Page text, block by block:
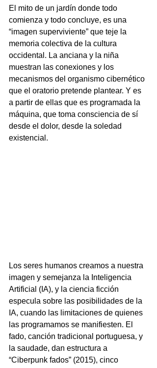
El mito de un jardín donde todo
comienza y todo concluye, es una
“imagen superviviente” que teje la
memoria colectiva de la cultura
occidental. La anciana y la niña
muestran las conexiones y los
mecanismos del organismo cibernético
que el oratorio pretende plantear. Y es
a partir de ellas que es programada la
máquina, que toma consciencia de sí
desde el dolor, desde la soledad
existencial.
Los seres humanos creamos a nuestra
imagen y semejanza la Inteligencia
Artificial (IA), y la ciencia ficción
especula sobre las posibilidades de la
IA, cuando las limitaciones de quienes
las programamos se manifiesten. El
fado, canción tradicional portuguesa, y
la saudade, dan estructura a
“Ciberpunk fados” (2015), cinco